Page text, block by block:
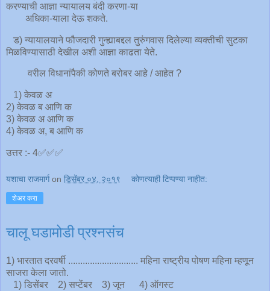
करण्याची आज्ञा न्यायालय बंदी करणा-या
अधिका-याला देऊ शकते.
ड) न्यायालयाने फौजदारी गुन्ह्याबद्दल तुरुंगवास दिलेल्या व्यक्तीची सुटका
मिळविण्यासाठी देखील अशी आज्ञा काढता येते.
वरील ‍विधानांपैकी कोणते बरोबर आहे / आहेत ?
1) केवळ अ
2) केवळ ब आणि क
3) केवळ अ आणि क
4) केवळ अ, ब आणि क
उत्तर :- 4✅✅✅
यशाचा राजमार्ग on डिसेंबर ०४, २०१९ कोणत्याही टिप्पण्‍या नाहीत:
शेअर करा
चालू घडामोडी प्रश्नसंच
1) भारतात दरवर्षी ............................. महिना राष्ट्रीय पोषण महिना म्हणून
साजरा केला जातो.
1) डिसेंबर 2) सप्टेंबर 3) जून 4) ऑगस्ट